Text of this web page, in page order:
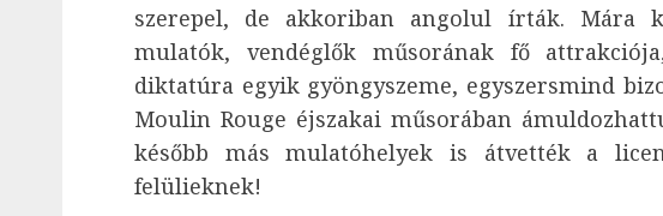
szerepel, de akkoriban angolul írták. Mára
mulatók, vendéglők műsorának fő
diktatúra egyik gyöngyszeme, egyszersmind
Moulin Rouge éjszakai műsorában
később más mulatóhelyek is átvették a
felülieknek!